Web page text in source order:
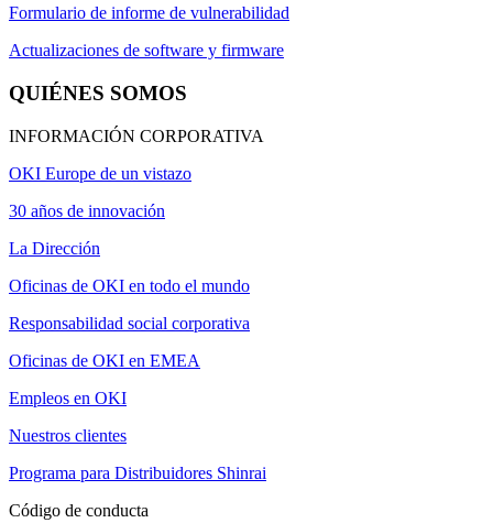
Formulario de informe de vulnerabilidad
Actualizaciones de software y firmware
QUIÉNES SOMOS
INFORMACIÓN CORPORATIVA
OKI Europe de un vistazo
30 años de innovación
La Dirección
Oficinas de OKI en todo el mundo
Responsabilidad social corporativa
Oficinas de OKI en EMEA
Empleos en OKI
Nuestros clientes
Programa para Distribuidores Shinrai
Código de conducta